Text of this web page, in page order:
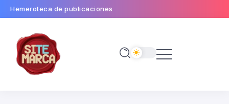
Hemeroteca de publicaciones